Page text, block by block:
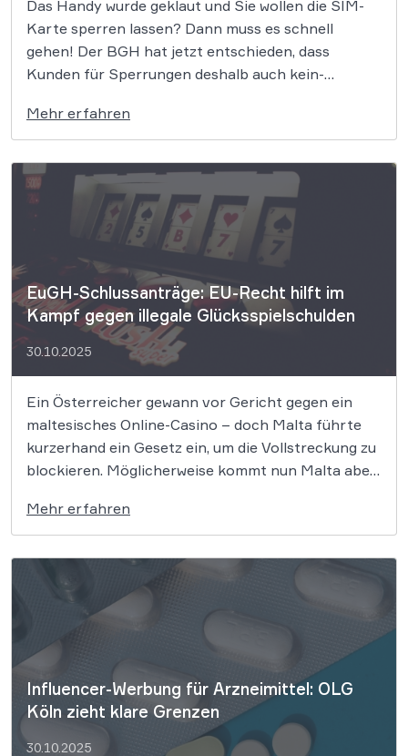
Das Handy wurde geklaut und Sie wollen die SIM-
Karte sperren lassen? Dann muss es schnell
gehen! Der BGH hat jetzt entschieden, dass
Kunden für Sperrungen deshalb auch kein-
Bundesgerichtshof (BGH) hat entschieden, dass
Telekommunikationsanbieter ihre Kunden nicht
dazu verpflichten dürfen, bei einer Sperrung ihrer
SIM-Karte […]
Mehr erfahren
EuGH-Schlussanträge: EU-Recht hilft im
Kampf gegen illegale Glücksspielschulden
30.10.2025
Ein Österreicher gewann vor Gericht gegen ein
maltesisches Online-Casino – doch Malta führte
kurzerhand ein Gesetz ein, um die Vollstreckung zu
blockieren. Möglicherweise kommt nun Malta aber
jedenfalls würde die Blockade aushebeln und
tausenden Spielern in Europa den Weg zur
Rückforderung ihrer Verluste […]
Mehr erfahren
Influencer-Werbung für Arzneimittel: OLG
Köln zieht klare Grenzen
30.10.2025